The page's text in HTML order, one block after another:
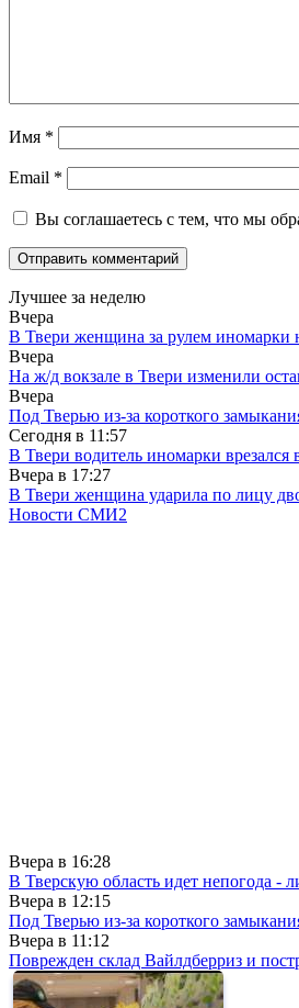
Имя *
Email *
Вы соглашаетесь с тем, что мы
Лучшее за неделю
Вчера
В Твери женщина за рулем иномарки
Вчера
На ж/д вокзале в Твери изменили
Вчера
Под Тверью из-за короткого
Сегодня в 11:57
В Твери водитель иномарки
Вчера в 17:27
В Твери женщина ударила по лицу
Новости СМИ2
Вчера в 16:28
В Тверскую область идет непогода -
Вчера в 12:15
Под Тверью из-за короткого
Вчера в 11:12
Поврежден склад Вайлдберриз и